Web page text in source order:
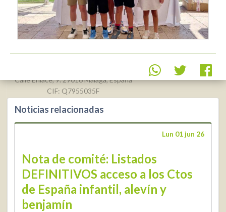
Noticias relacionadas
Lun 01 jun 26
Nota de comité: Listados
DEFINITIVOS acceso a los Ctos
de España infantil, alevín y
benjamín
Real Federación Andaluza de
Calle Enlace, 9. 29016 Málaga, España
CIF: Q7955035F
+34 952 225
590